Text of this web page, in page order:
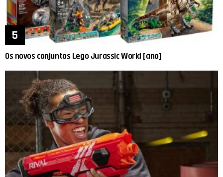
Os novos conjuntos Lego Jurassic World [ano]